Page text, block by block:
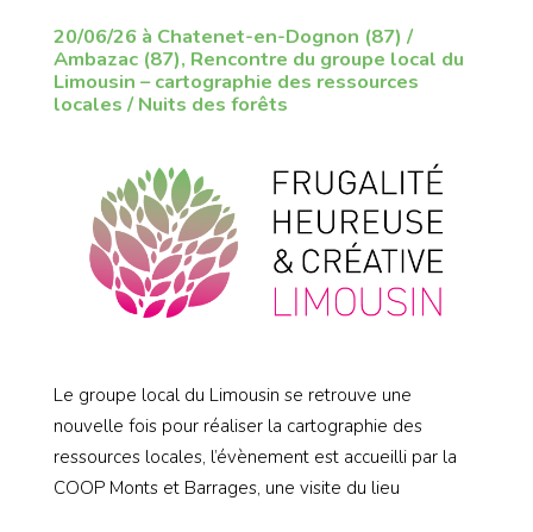
20/06/26 à Chatenet-en-Dognon (87) /
Ambazac (87), Rencontre du groupe local du
Limousin – cartographie des ressources
locales / Nuits des forêts
Le groupe local du Limousin se retrouve une
nouvelle fois pour réaliser la cartographie des
ressources locales, l’évènement est accueilli par la
COOP Monts et Barrages, une visite du lieu